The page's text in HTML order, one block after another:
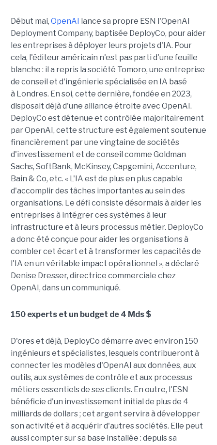
Début mai, OpenAI
lance sa propre ESN l'OpenAI
Deployment Company, baptisée DeployCo, pour aider
les entreprises à déployer leurs projets d'IA. Pour
cela, l'éditeur américain n'est pas parti d'une feuille
blanche : il a repris la société Tomoro, une entreprise
de conseil et d'ingénierie spécialisée en IA basé
à Londres. En soi, cette dernière, fondée en 2023,
disposait déjà d'une alliance étroite avec OpenAI.
DeployCo est détenue et contrôlée majoritairement
par OpenAI, cette structure est également soutenue
financièrement par une vingtaine de sociétés
d'investissement et de conseil comme Goldman
Sachs, SoftBank, McKinsey, Capgemini, Accenture,
Bain & Co, etc. « L'IA est de plus en plus capable
d'accomplir des tâches importantes au sein des
organisations. Le défi consiste désormais à aider les
entreprises à intégrer ces systèmes à leur
infrastructure et à leurs processus métier. DeployCo
a donc été conçue pour aider les organisations à
combler cet écart et à transformer les capacités de
l'IA en un véritable impact opérationnel », a déclaré
Denise Dresser, directrice commerciale chez
OpenAI, dans un communiqué.
150 experts et un budget de 4 Mds $
D'ores et déjà, DeployCo démarre avec environ 150
ingénieurs et spécialistes, lesquels contribueront à
connecter les modèles d'OpenAI aux données, aux
outils, aux systèmes de contrôle et aux processus
métiers essentiels de ses clients. En outre, l'ESN
bénéficie d'un investissement initial de plus de 4
milliards de dollars ; cet argent servira à développer
son activité et à acquérir d'autres sociétés. Elle peut
aussi compter sur sa base installée : depuis sa